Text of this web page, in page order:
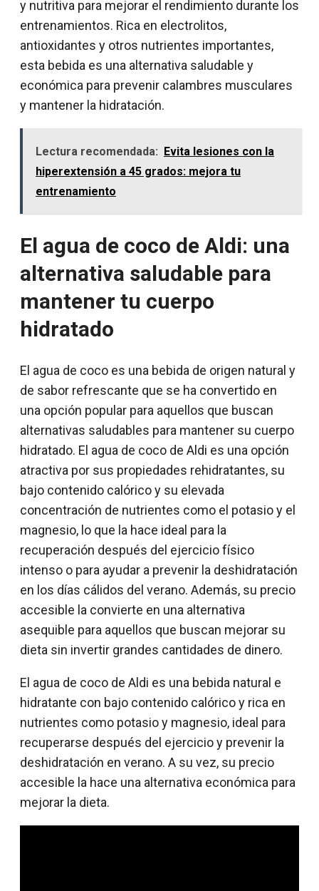
y nutritiva para mejorar el rendimiento durante los
entrenamientos. Rica en electrolitos,
antioxidantes y otros nutrientes importantes,
esta bebida es una alternativa saludable y
económica para prevenir calambres musculares
y mantener la hidratación.
Lectura recomendada:
Evita lesiones con la
hiperextensión a 45 grados: mejora tu
entrenamiento
El agua de coco de Aldi: una
alternativa saludable para
mantener tu cuerpo
hidratado
El agua de coco es una bebida de origen natural y
de sabor refrescante que se ha convertido en
una opción popular para aquellos que buscan
alternativas saludables para mantener su cuerpo
hidratado. El agua de coco de Aldi es una opción
atractiva por sus propiedades rehidratantes, su
bajo contenido calórico y su elevada
concentración de nutrientes como el potasio y el
magnesio, lo que la hace ideal para la
recuperación después del ejercicio físico
intenso o para ayudar a prevenir la deshidratación
en los días cálidos del verano. Además, su precio
accesible la convierte en una alternativa
asequible para aquellos que buscan mejorar su
dieta sin invertir grandes cantidades de dinero.
El agua de coco de Aldi es una bebida natural e
hidratante con bajo contenido calórico y rica en
nutrientes como potasio y magnesio, ideal para
recuperarse después del ejercicio y prevenir la
deshidratación en verano. A su vez, su precio
accesible la hace una alternativa económica para
mejorar la dieta.